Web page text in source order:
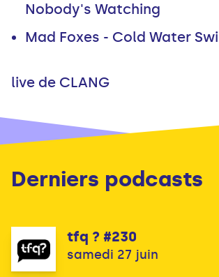
Nobody's Watching
Mad Foxes - Cold Water
live de CLANG
Derniers podcasts
tfq ? #230
samedi 27 juin